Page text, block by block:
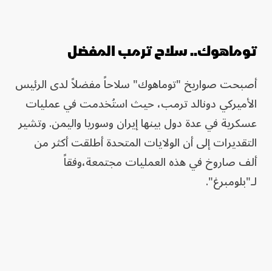
توماهوك.. سلاح ترمب المفضل
أصبحت صواريخ "توماهوك" سلاحاً مفضلاً لدى الرئيس
الأميركي دونالد ترمب، حيث استُخدمت في عمليات
عسكرية في عدة دول بينها إيران وسوريا واليمن. وتشير
التقديرات إلى أن الولايات المتحدة أطلقت أكثر من
ألف صاروخ في هذه العمليات مجتمعة،وفقاً
لـ"بلومبرغ".